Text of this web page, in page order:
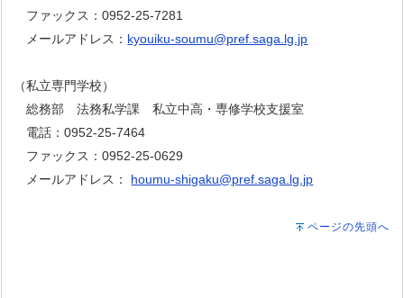
ファックス：0952-25-7281
メールアドレス： kyouiku-soumu@pref.saga.lg.jp
（私立専門学校）
総務部 法務私学課 私立中高・専修学校支援室
電話：0952-25-7464
ファックス：0952-25-0629
メールアドレス： houmu-shigaku@pref.saga.lg.jp
ページの先頭へ